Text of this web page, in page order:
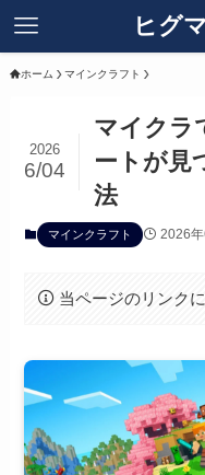
ヒグ
ホーム マインクラフト
マイクラ
ートが見
法
2026
6/04
マインクラフト 2026
当ページのリンク